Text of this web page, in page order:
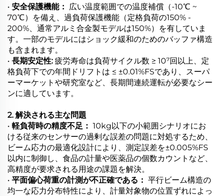
• 安全保護機能：
広い温度範囲での温度補償（-10℃ ~
70℃）を備え、過負荷保護機能（定格負荷の150% -
200%、通常アルミ合金製モデルは150%）を有していま
す。一部のモデルにはショック緩和のためのバッファ構造
も含まれます。
• 長期安定性:疲労寿命は負荷サイクル数 ≥ 10⁷回以上、定
格負荷下での年間ドリフトは ≤ ±0.01%FSであり、スーパ
ーマーケットや研究室など、長期間連続運転が必要なシー
ンに適しています。
2. 解決される主な問題
• 軽負荷時の精度不足： 10kg以下の小範囲シナリオにお
ける従来のセンサーの過剰な誤差の問題に対処するため、
ビーム応力の最適化設計により、測定誤差を±0.005%FS
以内に制御し、食品の計量や医薬品の個数カウントなど、
高精度が要求される用途の課題を解決。
• 平面偏心荷重の計測が不正確である： 平行ビーム構造の
均一な応力分布特性により、計量対象物の位置ずれによっ